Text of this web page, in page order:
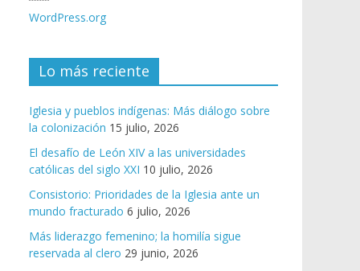
WordPress.org
Lo más reciente
Iglesia y pueblos indígenas: Más diálogo sobre
la colonización 15 julio, 2026
El desafío de León XIV a las universidades
católicas del siglo XXI 10 julio, 2026
Consistorio: Prioridades de la Iglesia ante un
mundo fracturado 6 julio, 2026
Más liderazgo femenino; la homilía sigue
reservada al clero 29 junio, 2026